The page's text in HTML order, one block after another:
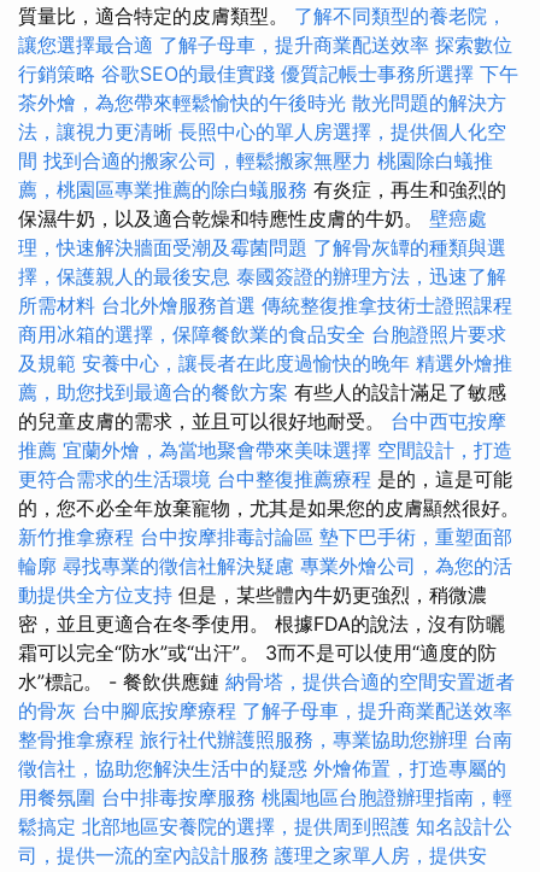
質量比，適合特定的皮膚類型。 了解不同類型的養老院，
讓您選擇最合適 了解子母車，提升商業配送效率 探索數位
行銷策略 谷歌SEO的最佳實踐 優質記帳士事務所選擇 下午
茶外燴，為您帶來輕鬆愉快的午後時光 散光問題的解決方
法，讓視力更清晰 長照中心的單人房選擇，提供個人化空
間 找到合適的搬家公司，輕鬆搬家無壓力 桃園除白蟻推
薦，桃園區專業推薦的除白蟻服務 有炎症，再生和強烈的
保濕牛奶，以及適合乾燥和特應性皮膚的牛奶。 壁癌處
理，快速解決牆面受潮及霉菌問題 了解骨灰罈的種類與選
擇，保護親人的最後安息 泰國簽證的辦理方法，迅速了解
所需材料 台北外燴服務首選 傳統整復推拿技術士證照課程
商用冰箱的選擇，保障餐飲業的食品安全 台胞證照片要求
及規範 安養中心，讓長者在此度過愉快的晚年 精選外燴推
薦，助您找到最適合的餐飲方案 有些人的設計滿足了敏感
的兒童皮膚的需求，並且可以很好地耐受。 台中西屯按摩
推薦 宜蘭外燴，為當地聚會帶來美味選擇 空間設計，打造
更符合需求的生活環境 台中整復推薦療程 是的，這是可能
的，您不必全年放棄寵物，尤其是如果您的皮膚顯然很好。
新竹推拿療程 台中按摩排毒討論區 墊下巴手術，重塑面部
輪廓 尋找專業的徵信社解決疑慮 專業外燴公司，為您的活
動提供全方位支持 但是，某些體內牛奶更強烈，稍微濃
密，並且更適合在冬季使用。 根據FDA的說法，沒有防曬
霜可以完全“防水”或“出汗”。 3而不是可以使用“適度的防
水”標記。 - 餐飲供應鏈 納骨塔，提供合適的空間安置逝者
的骨灰 台中腳底按摩療程 了解子母車，提升商業配送效率
整骨推拿療程 旅行社代辦護照服務，專業協助您辦理 台南
徵信社，協助您解決生活中的疑惑 外燴佈置，打造專屬的
用餐氛圍 台中排毒按摩服務 桃園地區台胞證辦理指南，輕
鬆搞定 北部地區安養院的選擇，提供周到照護 知名設計公
司，提供一流的室內設計服務 護理之家單人房，提供安